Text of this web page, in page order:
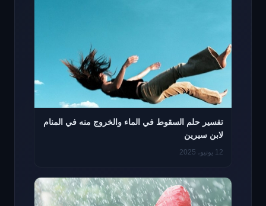
تفسير حلم السقوط في الماء والخروج منه في المنام
لابن سيرين
12 يونيو، 2025